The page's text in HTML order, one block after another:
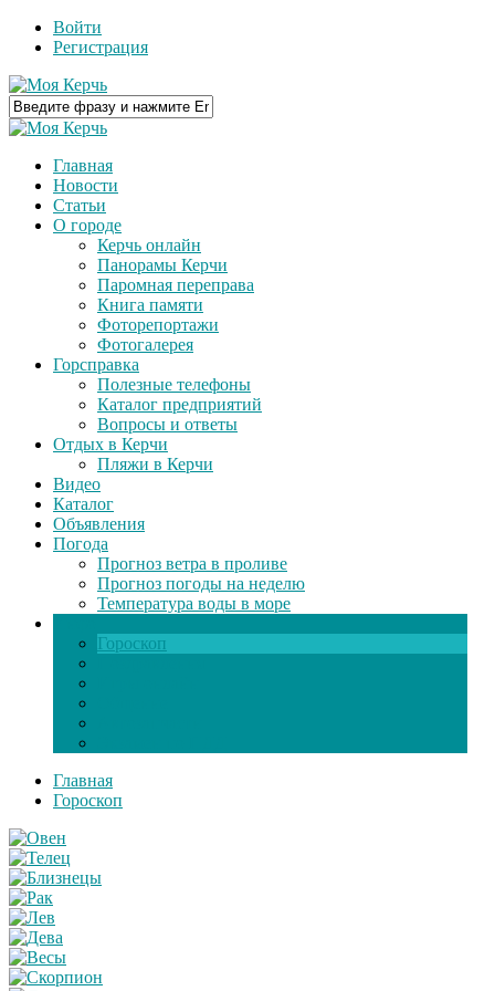
Войти
Регистрация
Главная
Новости
Статьи
О городе
Керчь онлайн
Панорамы Керчи
Паромная переправа
Книга памяти
Фоторепортажи
Фотогалерея
Горсправка
Полезные телефоны
Каталог предприятий
Вопросы и ответы
Отдых в Керчи
Пляжи в Керчи
Видео
Каталог
Объявления
Погода
Прогноз ветра в проливе
Прогноз погоды на неделю
Температура воды в море
Гороскоп
Главная
Гороскоп